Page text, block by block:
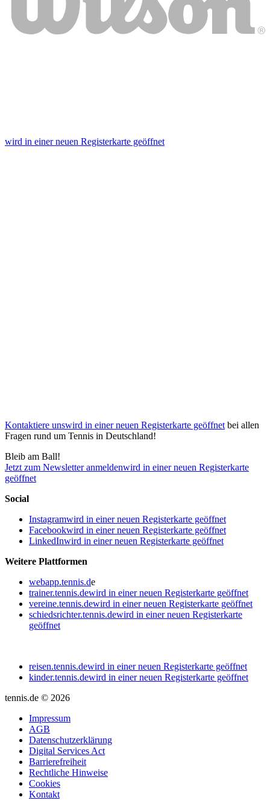
wird in einer neuen Registerkarte geöffnet
Kontaktiere unswird in einer neuen Registerkarte geöffnetbei allen
Fragen rund um Tennis in Deutschland!
Bleib am Ball!
Jetzt zum Newsletter anmeldenwird in einer neuen Registerkarte
geöffnet
Social
Instagramwird in einer neuen Registerkarte geöffnet
Facebookwird in einer neuen Registerkarte geöffnet
LinkedInwird in einer neuen Registerkarte geöffnet
Weitere Plattformen
webapp.tennis.de
trainer.tennis.dewird in einer neuen Registerkarte geöffnet
vereine.tennis.dewird in einer neuen Registerkarte geöffnet
schiedsrichter.tennis.dewird in einer neuen Registerkarte
geöffnet
reisen.tennis.dewird in einer neuen Registerkarte geöffnet
kinder.tennis.dewird in einer neuen Registerkarte geöffnet
tennis.de © 2026
Impressum
AGB
Datenschutzerklärung
Digital Services Act
Barrierefreiheit
Rechtliche Hinweise
Cookies
Kontakt